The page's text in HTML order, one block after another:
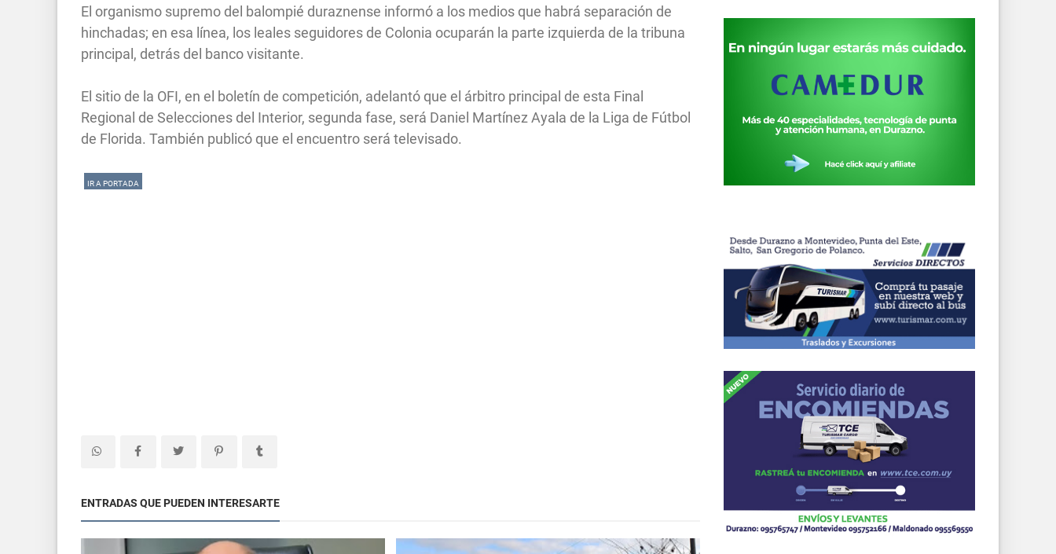
El organismo supremo del balompié duraznense informó a los medios que habrá separación de
hinchadas; en esa línea, los leales seguidores de Colonia ocuparán la parte izquierda de la tribuna
principal, detrás del banco visitante.
El sitio de la OFI, en el boletín de competición, adelantó que el árbitro principal de esta Final
Regional de Selecciones del Interior, segunda fase, será Daniel Martínez Ayala de la Liga de Fútbol
de Florida. También publicó que el encuentro será televisado.
IR A PORTADA
ENTRADAS QUE PUEDEN INTERESARTE